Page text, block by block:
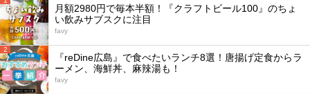
月額2980円で毎本半額！『クラフトビール100』のちょ
い飲みサブスクに注目
favy
2
『reDine広島』で食べたいランチ8選！唐揚げ定食からラ
ーメン、海鮮丼、麻辣湯も！
favy